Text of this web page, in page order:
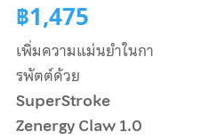
฿1,475
เพิ่มความแม่นยำในกา
รพัตต์ด้วย
SuperStroke
Zenergy Claw 1.0